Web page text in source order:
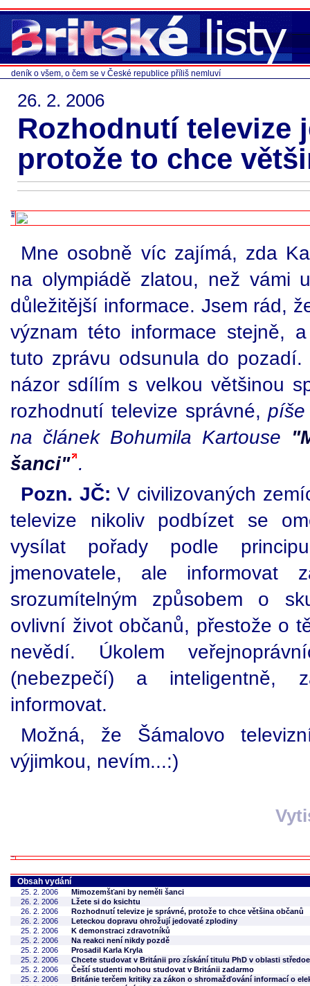
deník o všem, o čem se v České republice příliš nemluví
26. 2. 2006
Rozhodnutí televize
protože to chce
Mne osobně víc zajímá, zda
na olympiádě zlatou, než vámi
důležitější informace. Jsem rád,
význam této informace stejně,
tuto zprávu odsunula do
názor sdílím s velkou většinou
rozhodnutí televize správné,
na článek Bohumila Kartouse
šanci" .
Pozn. JČ: V civilizovaných
televize nikoliv podbízet se
vysílat pořady podle
jmenovatele, ale informovat
srozumítelným způsobem o
ovlivní život občanů, přestože o
nevědí. Úkolem
(nebezpečí) a inteligentně,
informovat.
Možná, že Šámalovo
výjimkou, nevím...:)
Obsah vydání
25. 2. 2006
Mimozemšťani by neměli šanci
26. 2. 2006
Lžete si do ksichtu
26. 2. 2006
Rozhodnutí televize je správné, protože to chce většina občanů
26. 2. 2006
Leteckou dopravu ohrožují jedovaté zplodiny
25. 2. 2006
K demonstraci zdravotníků
25. 2. 2006
Na reakci není nikdy pozdě
25. 2. 2006
Prosadil Karla Kryla
25. 2. 2006
Chcete studovat v Británii pro získání titulu PhD v oblasti
25. 2. 2006
Čeští studenti mohou studovat v Británii zadarmo
25. 2. 2006
Británie terčem kritiky za zákon o shromažďování informací o